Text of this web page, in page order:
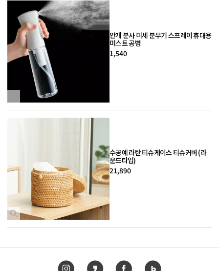
안개 분사 미세 분무기 스프레이 휴대용
미스트 공병
1,540
수공예 라탄 티슈케이스 티슈커버 (라
운드타입)
21,890